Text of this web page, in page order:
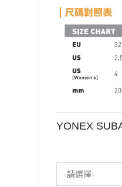
YONEX
-請選擇-